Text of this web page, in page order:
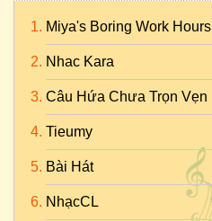
Miya's Boring Work Hours
Nhac Kara
Câu Hứa Chưa Trọn Vẹn
Tieumy
Bài Hát
NhạcCL